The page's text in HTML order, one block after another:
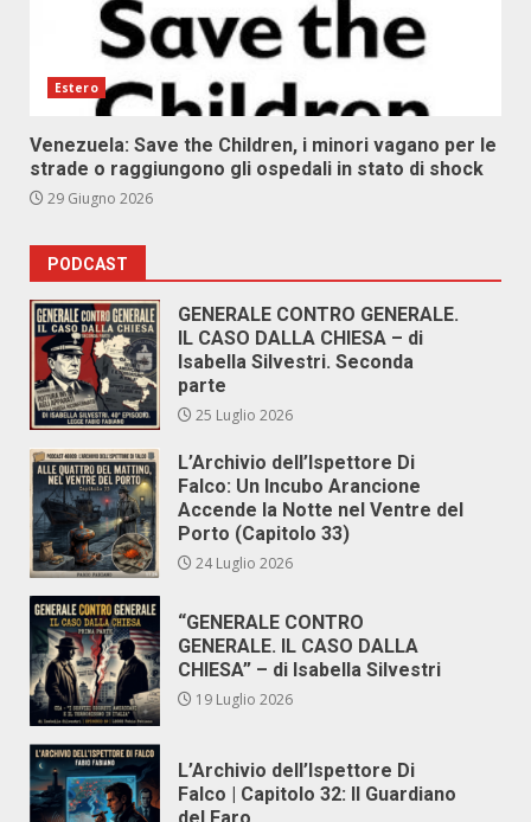
Estero
Venezuela: Save the Children, i minori vagano per le
strade o raggiungono gli ospedali in stato di shock
29 Giugno 2026
PODCAST
GENERALE CONTRO GENERALE.
IL CASO DALLA CHIESA – di
Isabella Silvestri. Seconda
parte
25 Luglio 2026
L’Archivio dell’Ispettore Di
Falco: Un Incubo Arancione
Accende la Notte nel Ventre del
Porto (Capitolo 33)
24 Luglio 2026
“GENERALE CONTRO
GENERALE. IL CASO DALLA
CHIESA” – di Isabella Silvestri
19 Luglio 2026
L’Archivio dell’Ispettore Di
Falco | Capitolo 32: Il Guardiano